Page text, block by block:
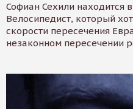
Софиан Сехили находится
Велосипедист, который
скорости пересечения
незаконном пересечении